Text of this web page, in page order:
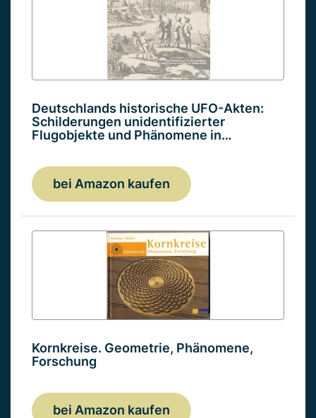
Deutschlands historische UFO-Akten:
Schilderungen unidentifizierter
Flugobjekte und Phänomene in…
bei Amazon kaufen
Kornkreise. Geometrie, Phänomene,
Forschung
bei Amazon kaufen